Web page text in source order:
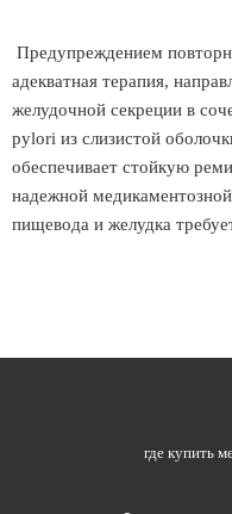
Предупреждением
адекватная терапия,
желудочной секреции в
pylori из слизистой
обеспечивает стойкую
надежной
пищевода и желудка
где купить